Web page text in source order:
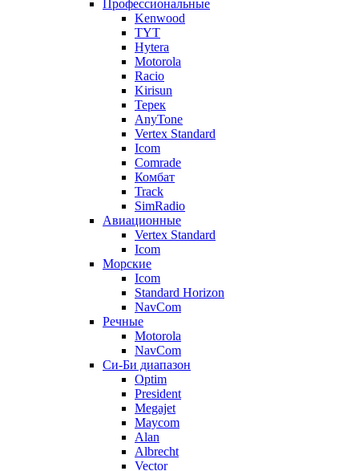
Профессиональные
Kenwood
TYT
Hytera
Motorola
Racio
Kirisun
Терек
AnyTone
Vertex Standard
Icom
Comrade
Комбат
Track
SimRadio
Авиационные
Vertex Standard
Icom
Морские
Icom
Standard Horizon
NavCom
Речные
Motorola
NavCom
Си-Би диапазон
Optim
President
Megajet
Maycom
Alan
Albrecht
Vector